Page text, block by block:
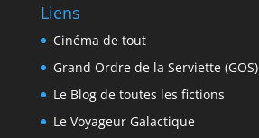
Liens
Cinéma de tout
Grand Ordre de la Serviette (GOS)
Le Blog de toutes les fictions
Le Voyageur Galactique